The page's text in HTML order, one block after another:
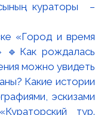
кураторы –